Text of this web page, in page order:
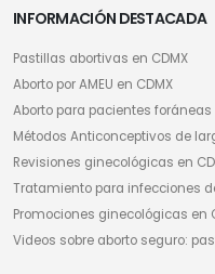
INFORMACIÓN DESTACADA
Pastillas abortivas en CDMX
Aborto por AMEU en CDMX
Aborto para pacientes foráneas
Métodos Anticonceptivos de
Revisiones ginecológicas en
Tratamiento para infecciones
Promociones ginecológicas en
Videos sobre aborto seguro: